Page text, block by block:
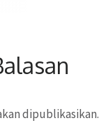
dipublikasikan.